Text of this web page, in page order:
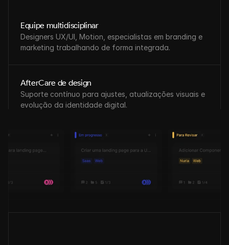
Equipe multidisciplinar
Designers UX/UI, Motion, especialistas em branding e
marketing trabalhando de forma integrada.
AfterCare de design
Suporte contínuo para ajustes, atualizações visuais e
evolução da identidade digital.